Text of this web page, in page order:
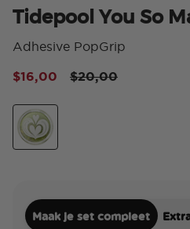
Tidepool You So
Adhesive PopGrip
Price reduced from
$20,00to
$16,00
Maak je set compleet